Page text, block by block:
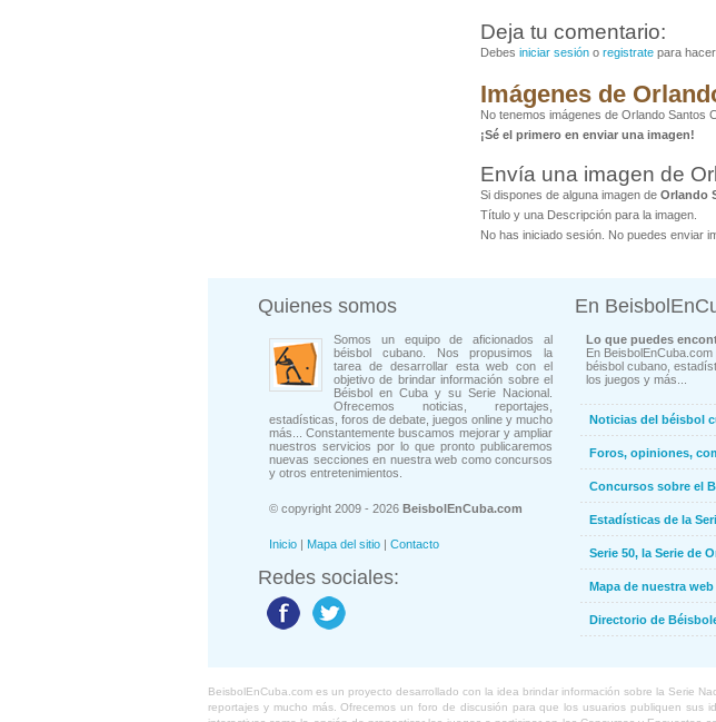
Deja tu comentario:
Debes iniciar sesión o registrate para
Imágenes de
No tenemos imágenes de Orlando Santos
¡Sé el primero en enviar una imagen!
Envía una imagen de
Si dispones de alguna imagen de Orlando
Título y una Descripción para la imagen.
No has iniciado sesión. No puedes enviar
Quienes somos
Somos un equipo de aficionados al
béisbol cubano. Nos propusimos la
tarea de desarrollar esta web con el
objetivo de brindar información sobre el
Béisbol en Cuba y su Serie Nacional.
Ofrecemos noticias, reportajes,
estadísticas, foros de debate, juegos online y mucho
más... Constantemente buscamos mejorar y ampliar
nuestros servicios por lo que pronto publicaremos
nuevas secciones en nuestra web como concursos
y otros entretenimientos.
© copyright 2009 - 2026 BeisbolEnCuba.com
Inicio | Mapa del sitio | Contacto
Redes sociales:
En
Lo que puedes
En
béisbol cubano,
los juegos y más...
Noticias del béisbol
Foros, opiniones,
Concursos sobre el
Estadísticas de la
Serie 50, la Serie de
Mapa de nuestra web
Directorio de
BeisbolEnCuba.com es un proyecto desarrollado con la idea brindar información sobre la Serie
reportajes y mucho más. Ofrecemos un foro de discusión para que los usuarios publiquen